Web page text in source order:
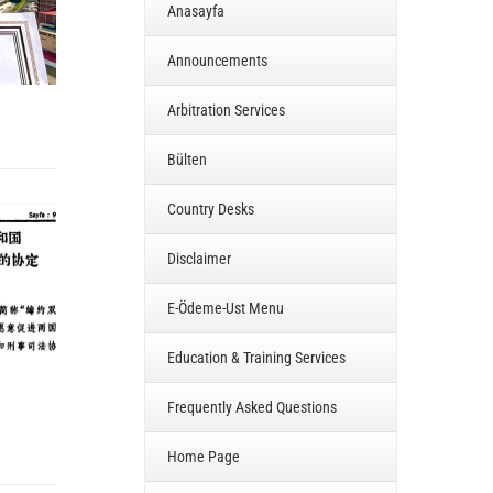
Anasayfa
Announcements
Arbitration Services
Bülten
Country Desks
Disclaimer
E-Ödeme-Ust Menu
Education & Training Services
Frequently Asked Questions
Home Page